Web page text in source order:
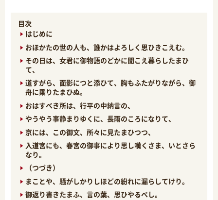
目次
はじめに
おほかたの世の人も、誰かはよろしく思ひきこえむ。
その日は、女君に御物語のどかに聞こえ暮らしたまひ
て、
道すがら、面影につと添ひて、胸もふたがりながら、御
舟に乗りたまひぬ。
おはすべき所は、行平の中納言の、
やうやう事静まりゆくに、長雨のころになりて、
京には、この御文、所々に見たまひつつ、
入道宮にも、春宮の御事により思し嘆くさま、いとさら
なり。
（つづき）
まことや、騒がしかりしほどの紛れに漏らしてけり。
御返り書きたまふ、言の葉、思ひやるべし。